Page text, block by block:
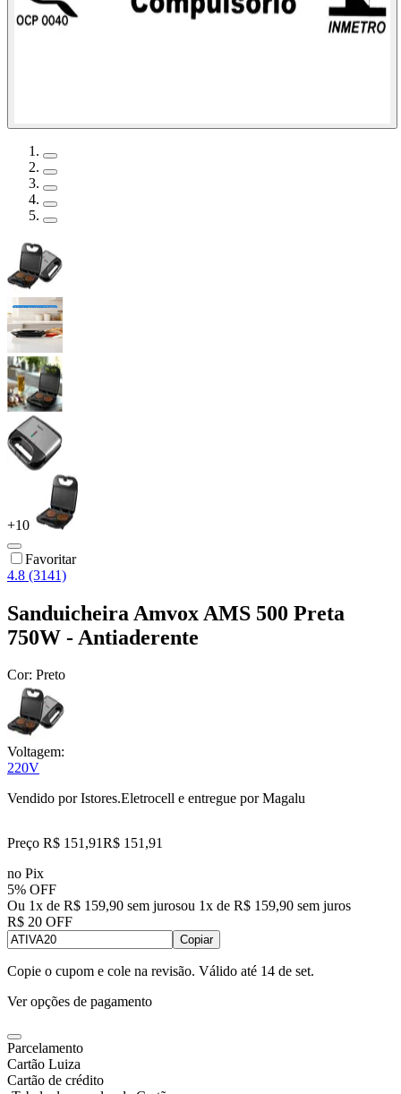
+10
Favoritar
4.8 (3141)
Sanduicheira Amvox AMS 500 Preta
750W - Antiaderente
Cor: Preto
Voltagem:
220V
Vendido porIstores.Eletrocell e entregue por Magalu
Preço R$ 151,91R$ 151,91
no Pix
5% OFF
Ou 1x de R$ 159,90 sem jurosou 1x de R$ 159,90 sem juros
R$ 20 OFF
Copiar
Copie o cupom e cole na revisão. Válido até 14 de set.
Ver opções de pagamento
Parcelamento
Cartão Luiza
Cartão de crédito